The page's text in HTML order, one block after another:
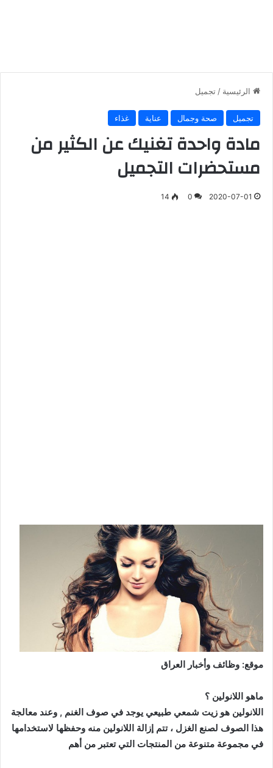
الرئيسية / تجميل
تجميل صحة وجمال عناية غذاء
مادة واحدة تغنيك عن الكثير من
مستحضرات التجميل
2020-07-01
0
14
موقع: وظائف وأخبار العراق
ماهو اللانولين ؟
اللانولين هو زيت شمعي طبيعي يوجد في صوف الغنم , وعند معالجة
هذا الصوف لصنع الغزل ، تتم إزالة اللانولين منه وحفظها لاستخدامها
في مجموعة متنوعة من المنتجات التي تعتبر من أهم